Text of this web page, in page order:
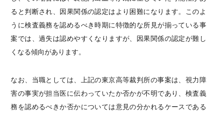
ると判断され、因果関係の認定はより困難になります。このよ
うに検査義務を認めるべき時期に特徴的な所見が揃っている事
案では、過失は認めやすくなりますが、因果関係の認定が難し
くなる傾向があります。
なお、当職としては、上記の東京高等裁判所の事案は、視力障
害の事実が担当医に伝わっていたか否かが不明であり、検査義
務を認めるべきか否かについては意見の分かれるケースである